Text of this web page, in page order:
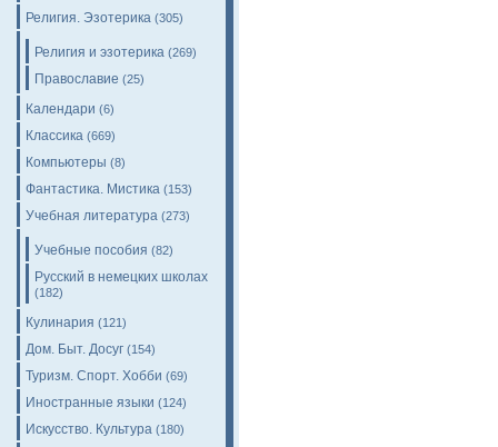
Религия. Эзотерика (305)
Религия и эзотерика (269)
Православие (25)
Календари (6)
Классика (669)
Компьютеры (8)
Фантастика. Мистика (153)
Учебная литература (273)
Учебные пособия (82)
Русский в немецких школах
(182)
Кулинария (121)
Дом. Быт. Досуг (154)
Туризм. Спорт. Хобби (69)
Иностранные языки (124)
Искусство. Культура (180)